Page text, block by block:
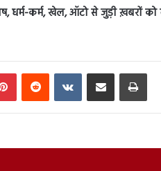
धर्म-कर्म, खेल, ऑटो से जुड़ी ख़बरों
PinterestReddit VKontakteShare via Email Print